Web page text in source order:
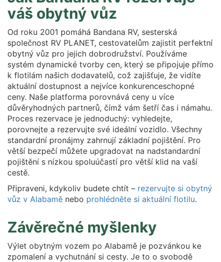
váš obytný vůz
Od roku 2001 pomáhá Bandana RV, sesterská
společnost RV PLANET, cestovatelům zajistit perfektní
obytný vůz pro jejich dobrodružství. Používáme
systém dynamické tvorby cen, který se připojuje přímo
k flotilám našich dodavatelů, což zajišťuje, že vidíte
aktuální dostupnost a nejvíce konkurenceschopné
ceny. Naše platforma porovnává ceny u více
důvěryhodných partnerů, čímž vám šetří čas i námahu.
Proces rezervace je jednoduchý: vyhledejte,
porovnejte a rezervujte své ideální vozidlo. Všechny
standardní pronájmy zahrnují základní pojištění. Pro
větší bezpečí můžete upgradovat na nadstandardní
pojištění s nízkou spoluúčastí pro větší klid na vaší
cestě.
Připraveni, kdykoliv budete chtít – rezervujte si obytný
vůz v Alabamě nebo prohlédněte si aktuální flotilu.
Závěrečné myšlenky
Výlet obytným vozem po Alabamě je pozvánkou ke
zpomalení a vychutnání si cesty. Je to o svobodě